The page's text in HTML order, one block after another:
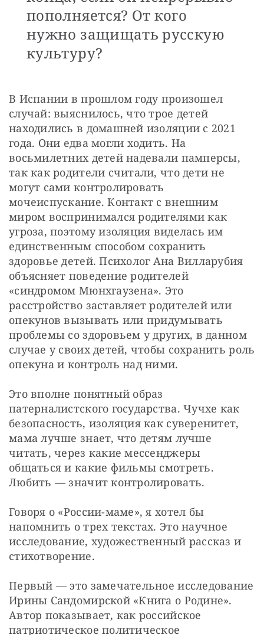
пополняется? От кого
нужно защищать русскую
культуру?
В Испании в прошлом году произошел
случай: выяснилось, что трое детей
находились в домашней изоляции с 2021
года. Они едва могли ходить. На
восьмилетних детей надевали памперсы,
так как родители считали, что дети не
могут сами контролировать
мочеиспускание. Контакт с внешним
миром воспринимался родителями как
угроза, поэтому изоляция виделась им
единственным способом сохранить
здоровье детей. Психолог Ана Вилларубия
объясняет поведение родителей
«синдромом Мюнхгаузена». Это
расстройство заставляет родителей или
опекунов вызывать или придумывать
проблемы со здоровьем у других, в данном
случае у своих детей, чтобы сохранить роль
опекуна и контроль над ними.
Это вполне понятный образ
патерналистского государства. Чучхе как
безопасность, изоляция как суверенитет,
мама лучше знает, что детям лучше
читать, через какие мессенджеры
общаться и какие фильмы смотреть.
Любить — значит контролировать.
Говоря о «России-маме», я хотел бы
напомнить о трех текстах. Это научное
исследование, художественный рассказ и
стихотворение.
Первый — это замечательное исследование
Ирины Сандомирской «Книга о Родине».
Автор показывает, как российское
патриотическое политическое